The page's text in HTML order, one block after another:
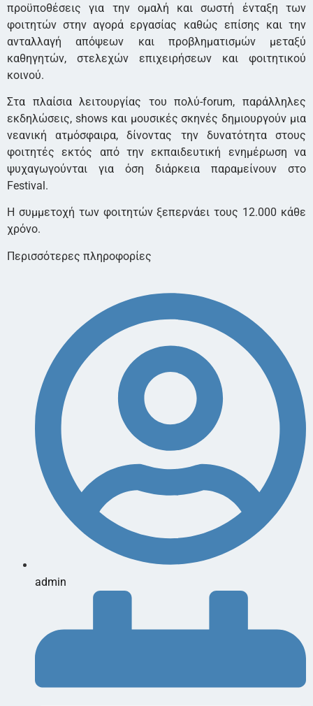
προϋποθέσεις για την ομαλή και σωστή ένταξη των
φοιτητών στην αγορά εργασίας καθώς επίσης και την
ανταλλαγή απόψεων και προβληματισμών μεταξύ
καθηγητών, στελεχών επιχειρήσεων και φοιτητικού
κοινού.
Στα πλαίσια λειτουργίας του πολύ-forum, παράλληλες
εκδηλώσεις, shows και μουσικές σκηνές δημιουργούν μια
νεανική ατμόσφαιρα, δίνοντας την δυνατότητα στους
φοιτητές εκτός από την εκπαιδευτική ενημέρωση να
ψυχαγωγούνται για όση διάρκεια παραμείνουν στο
Festival.
Η συμμετοχή των φοιτητών ξεπερνάει τους 12.000 κάθε
χρόνο.
Περισσότερες πληροφορίες
admin